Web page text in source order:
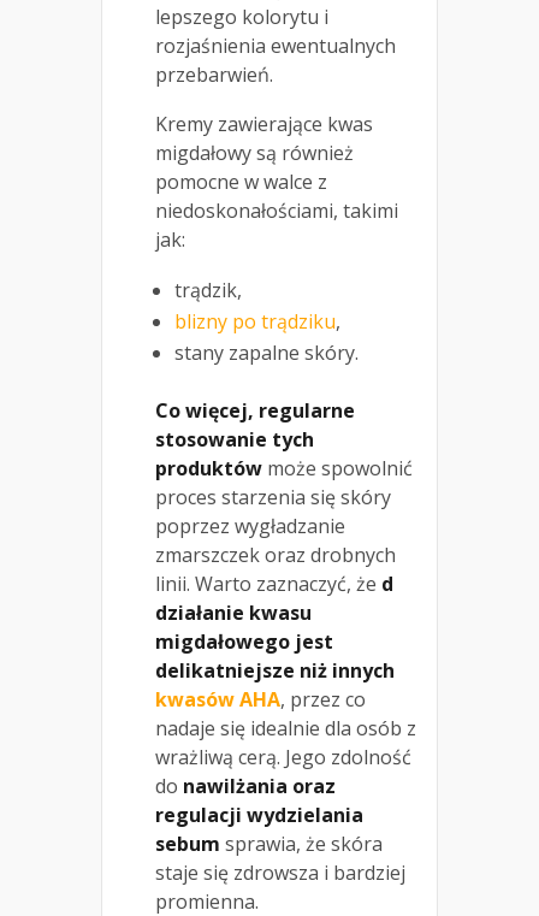
lepszego kolorytu i
rozjaśnienia ewentualnych
przebarwień.
Kremy zawierające kwas
migdałowy są również
pomocne w walce z
niedoskonałościami, takimi
jak:
trądzik,
blizny po trądziku,
stany zapalne skóry.
Co więcej, regularne
stosowanie tych
produktów może spowolnić
proces starzenia się skóry
poprzez wygładzanie
zmarszczek oraz drobnych
linii. Warto zaznaczyć, że d
działanie kwasu
migdałowego jest
delikatniejsze niż innych
kwasów AHA, przez co
nadaje się idealnie dla osób z
wrażliwą cerą. Jego zdolność
do nawilżania oraz
regulacji wydzielania
sebum sprawia, że skóra
staje się zdrowsza i bardziej
promienna.